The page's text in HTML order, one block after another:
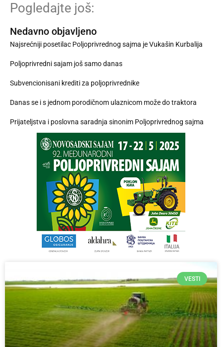
Pogledajte još:
Nedavno objavljeno
Najsrećniji posetilac Poljoprivrednog sajma je Vukašin Kurbalija
Poljoprivredni sajam još samo danas
Subvencionisani krediti za poljoprivrednike
Danas se i s jednom porodičnom ulaznicom može do traktora
Prijateljstva i poslovna saradnja sinonim Poljoprivrednog sajma
VESTI